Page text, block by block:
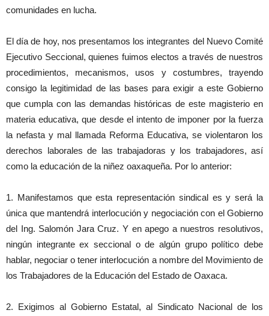
comunidades en lucha.
El día de hoy, nos presentamos los integrantes del Nuevo Comité
Ejecutivo Seccional, quienes fuimos electos a través de nuestros
procedimientos, mecanismos, usos y costumbres, trayendo
consigo la legitimidad de las bases para exigir a este Gobierno
que cumpla con las demandas históricas de este magisterio en
materia educativa, que desde el intento de imponer por la fuerza
la nefasta y mal llamada Reforma Educativa, se violentaron los
derechos laborales de las trabajadoras y los trabajadores, así
como la educación de la niñez oaxaqueña. Por lo anterior:
1. Manifestamos que esta representación sindical es y será la
única que mantendrá interlocución y negociación con el Gobierno
del Ing. Salomón Jara Cruz. Y en apego a nuestros resolutivos,
ningún integrante ex seccional o de algún grupo político debe
hablar, negociar o tener interlocución a nombre del Movimiento de
los Trabajadores de la Educación del Estado de Oaxaca.
2. Exigimos al Gobierno Estatal, al Sindicato Nacional de los